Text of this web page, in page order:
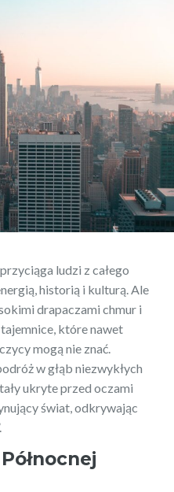
ludzi z całego
historią i kulturą. Ale
drapaczami chmur i
które nawet
mogą nie znać.
w głąb niezwykłych
ukryte przed oczami
świat, odkrywając